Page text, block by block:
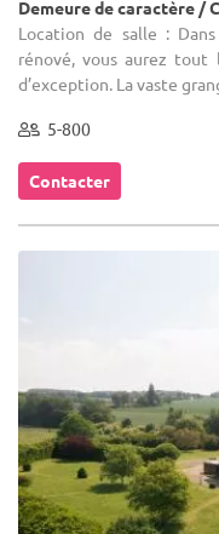
Demeure de caractère /
Location de salle :
rénové, vous aurez tout
d’exception. La vaste
5-800
Contacter